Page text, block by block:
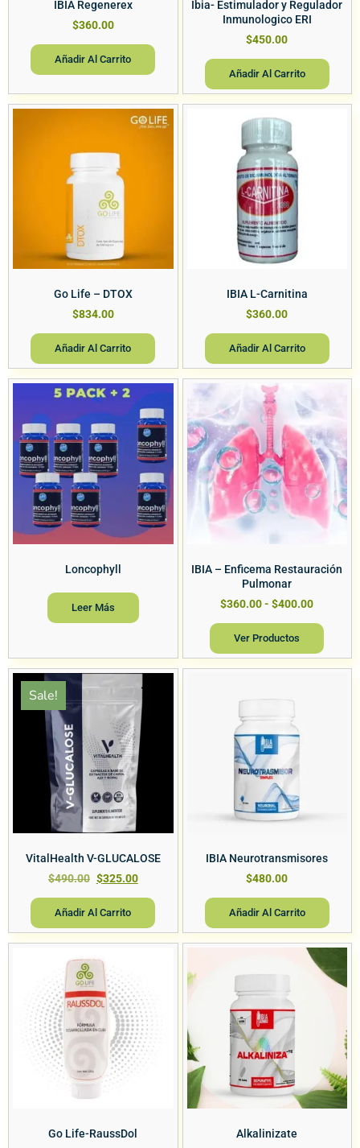
IBIA Regenerex
$360.00
Añadir Al Carrito
Ibia- Estimulador y Regulador
Inmunologico ERI
$450.00
Añadir Al Carrito
Go Life – DTOX
$834.00
Añadir Al Carrito
IBIA L-Carnitina
$360.00
Añadir Al Carrito
Loncophyll
Leer Más
IBIA – Enficema Restauración
Pulmonar
$360.00 - $400.00
Ver Productos
Sale!
VitalHealth V-GLUCALOSE
$490.00 $325.00
Añadir Al Carrito
IBIA Neurotransmisores
$480.00
Añadir Al Carrito
Go Life-RaussDol
Alkalinizate